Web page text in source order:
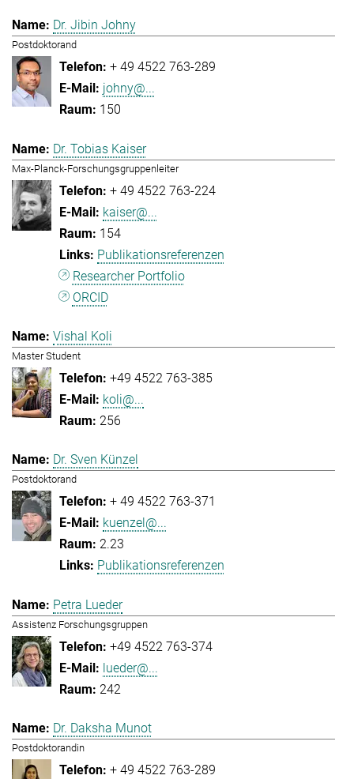
Dr. Jibin Johny
Postdoktorand
+ 49 4522 763-289
johny@...
150
Dr. Tobias Kaiser
Max-Planck-Forschungsgruppenleiter
+ 49 4522 763-224
kaiser@...
154
Publikationsreferenzen
Researcher Portfolio
ORCID
Vishal Koli
Master Student
+49 4522 763-385
koli@...
256
Dr. Sven Künzel
Postdoktorand
+ 49 4522 763-371
kuenzel@...
2.23
Publikationsreferenzen
Petra Lueder
Assistenz Forschungsgruppen
+49 4522 763-374
lueder@...
242
Dr. Daksha Munot
Postdoktorandin
+ 49 4522 763-289